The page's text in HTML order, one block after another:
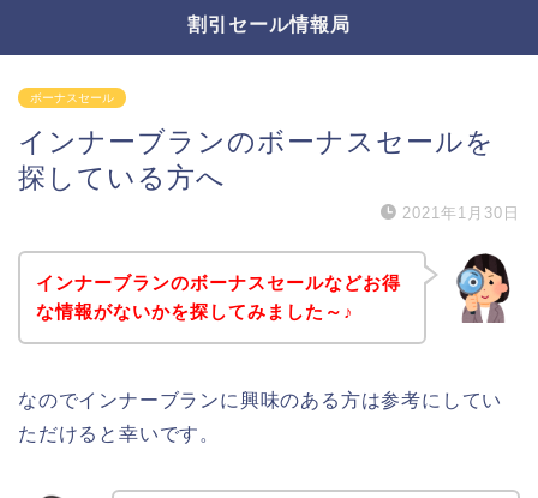
割引セール情報局
ボーナスセール
インナーブランのボーナスセールを
探している方へ
2021年1月30日
インナーブランのボーナスセールなどお得
な情報がないかを探してみました～♪
なのでインナーブランに興味のある方は参考にしてい
ただけると幸いです。